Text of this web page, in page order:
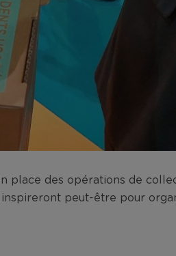
place des opérations de
inspireront peut-être pour